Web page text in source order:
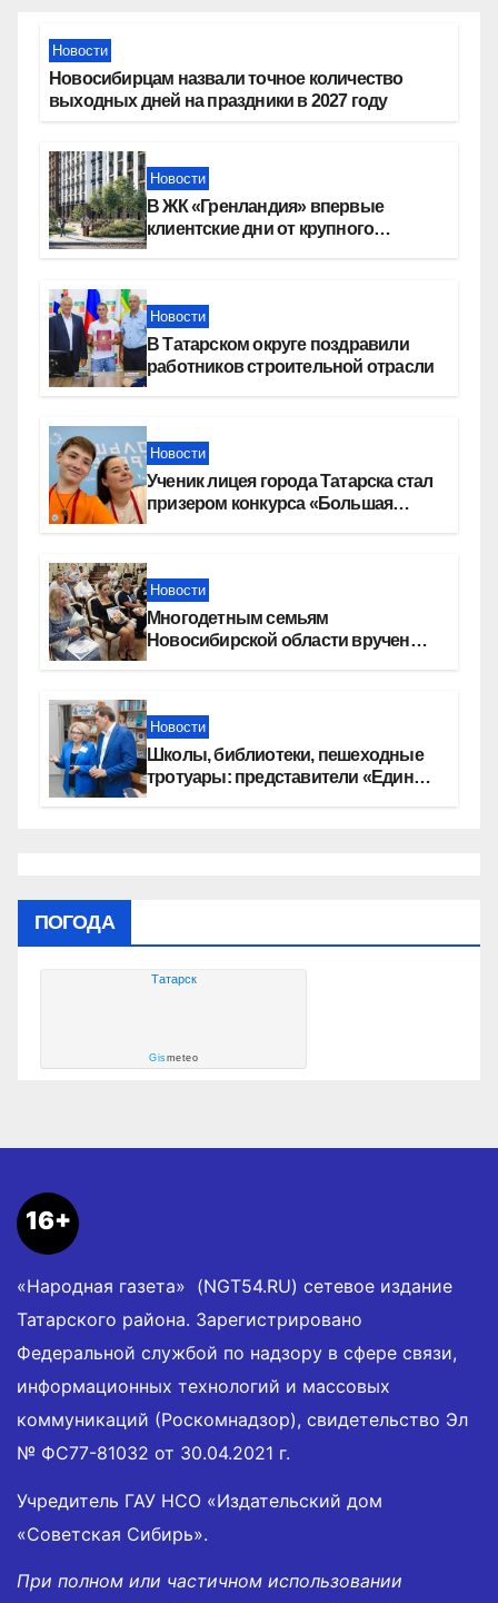
Новости
Новосибирцам назвали точное количество
выходных дней на праздники в 2027 году
Новости
В ЖК «Гренландия» впервые
клиентские дни от крупного
Новости
В Татарском округе поздравили
работников строительной отрасли
Новости
Ученик лицея города Татарска стал
призером конкурса «Большая
Новости
Многодетным семьям
Новосибирской области вручены
Новости
Школы, библиотеки, пешеходные
тротуары: представители «Единой
ПОГОДА
Татарск
Gismeteo
16+
«Народная газета» (NGT54.RU) сетевое издание
Татарского района. Зарегистрировано
Федеральной службой по надзору в сфере связи,
информационных технологий и массовых
коммуникаций (Роскомнадзор), свидетельство Эл
№ ФС77-81032 от 30.04.2021 г.
Учредитель ГАУ НСО «Издательский дом
«Советская Сибирь».
При полном или частичном использовании